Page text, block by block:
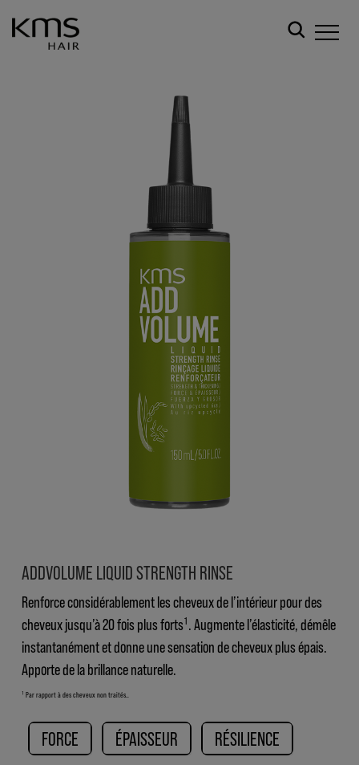
ADDVOLUME LIQUID STRENGTH RINSE
Renforce considérablement les cheveux de l’intérieur pour des
cheveux jusqu’à 20 fois plus forts¹. Augmente l’élasticité, démêle
instantanément et donne une sensation de cheveux plus épais.
Apporte de la brillance naturelle.
¹ Par rapport à des cheveux non traités..
FORCE ÉPAISSEUR RÉSILIENCE